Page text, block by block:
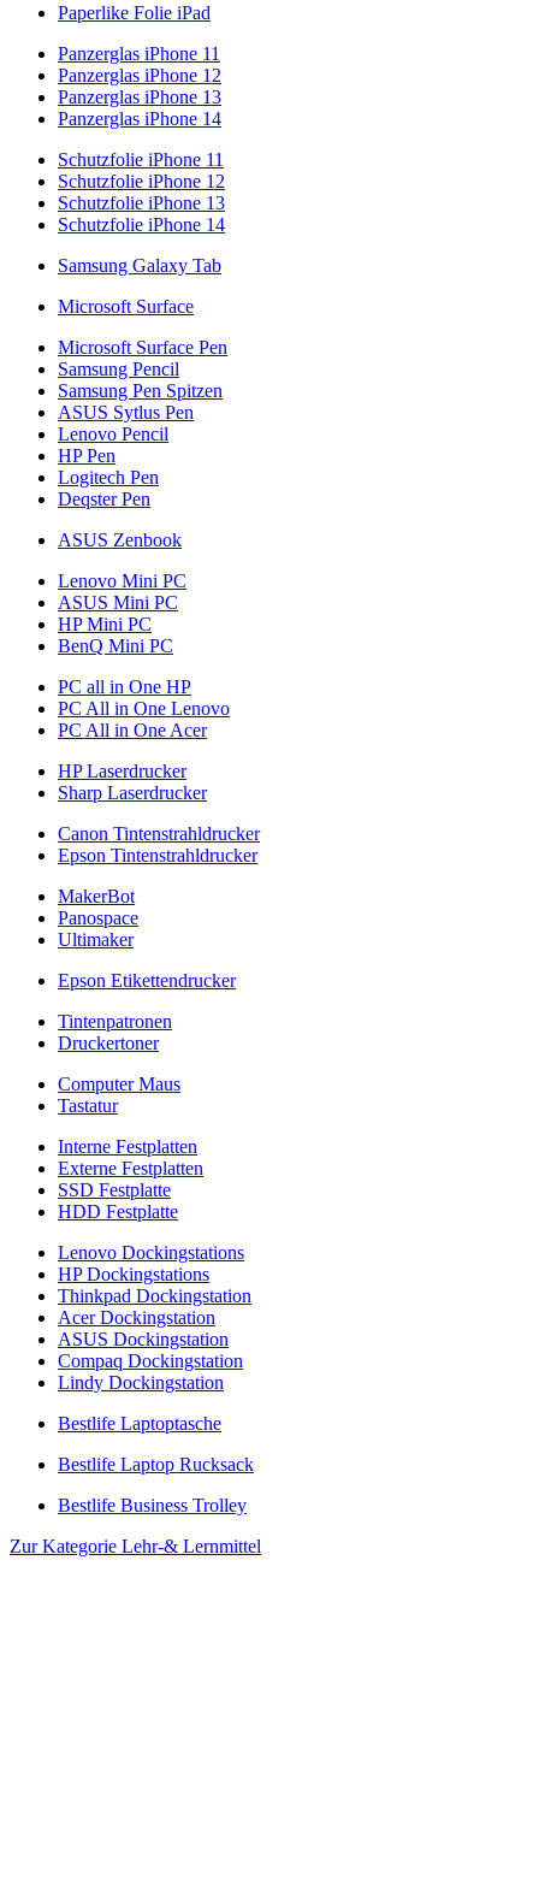
Paperlike Folie iPad
Panzerglas iPhone 11
Panzerglas iPhone 12
Panzerglas iPhone 13
Panzerglas iPhone 14
Schutzfolie iPhone 11
Schutzfolie iPhone 12
Schutzfolie iPhone 13
Schutzfolie iPhone 14
Samsung Galaxy Tab
Microsoft Surface
Microsoft Surface Pen
Samsung Pencil
Samsung Pen Spitzen
ASUS Sytlus Pen
Lenovo Pencil
HP Pen
Logitech Pen
Deqster Pen
ASUS Zenbook
Lenovo Mini PC
ASUS Mini PC
HP Mini PC
BenQ Mini PC
PC all in One HP
PC All in One Lenovo
PC All in One Acer
HP Laserdrucker
Sharp Laserdrucker
Canon Tintenstrahldrucker
Epson Tintenstrahldrucker
MakerBot
Panospace
Ultimaker
Epson Etikettendrucker
Tintenpatronen
Druckertoner
Computer Maus
Tastatur
Interne Festplatten
Externe Festplatten
SSD Festplatte
HDD Festplatte
Lenovo Dockingstations
HP Dockingstations
Thinkpad Dockingstation
Acer Dockingstation
ASUS Dockingstation
Compaq Dockingstation
Lindy Dockingstation
Bestlife Laptoptasche
Bestlife Laptop Rucksack
Bestlife Business Trolley
Zur Kategorie Lehr-& Lernmittel